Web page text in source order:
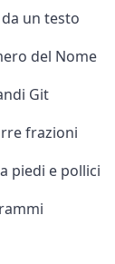
un testo
del Nome
Git
frazioni
piedi e pollici